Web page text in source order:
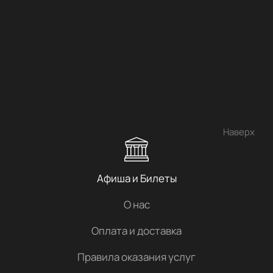
Наверх
Афиша и Билеты
О нас
Оплата и доставка
Правила оказания услуг